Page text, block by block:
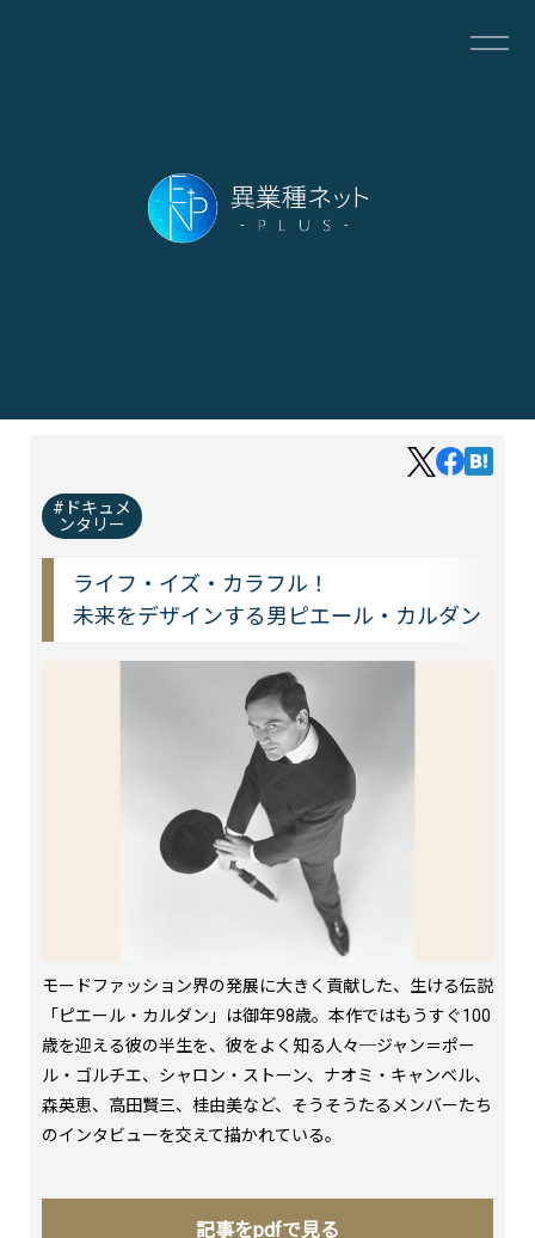
ドキュメ
ンタリー
ライフ・イズ・カラフル！
未来をデザインする男ピエール・カルダン
モードファッション界の発展に大きく貢献した、生ける伝説
「ピエール・カルダン」は御年98歳。本作ではもうすぐ100
歳を迎える彼の半生を、彼をよく知る人々─ジャン＝ポー
ル・ゴルチエ、シャロン・ストーン、ナオミ・キャンベル、
森英恵、高田賢三、桂由美など、そうそうたるメンバーたち
のインタビューを交えて描かれている。
記事をpdfで見る